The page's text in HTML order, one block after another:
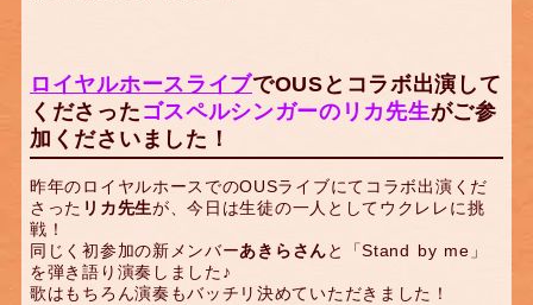
ロイヤルホースライブでOUSとコラボ出演して
くださった ゴスペルシンガーのリカ先生がご参
加くださいました！
昨年のロイヤルホースでのOUSライブにてコラボ出演くだ
さった リカ先生が、今日は生徒の一人としてウクレレに挑
戦！
同じく初参加の新メンバーあきらさんと「Stand by me」
を弾き語り演奏しました♪
歌はもちろん演奏もバッチリ決めていただきました！